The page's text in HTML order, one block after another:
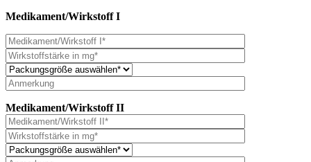
Medikament/Wirkstoff I
Medikament/Wirkstoff II